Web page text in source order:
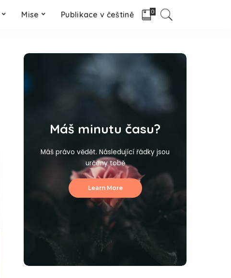
Mise Publikace v češtině 0
Máš minutu času?
Máš právo vědět. Následující řádky jsou
určeny tobě
Learn More